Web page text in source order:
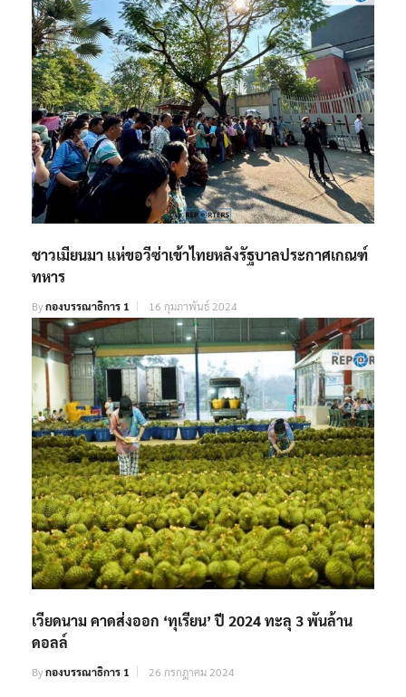
ทหาร
Byกองบรรณาธิการ 1 16 กุมภาพันธ์ 2024
ดอลล์